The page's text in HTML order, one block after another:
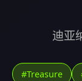
迪亚
#Treasure